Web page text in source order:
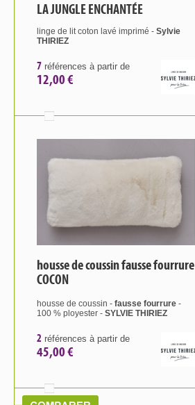
LA JUNGLE ENCHANTÉE
linge de lit coton lavé imprimé - Sylvie
THIRIEZ
7 références à partir de
12,00 €
housse de coussin fausse fourrure
COCON
housse de coussin - fausse fourrure -
100 % ployester - SYLVIE THIRIEZ
2 références à partir de
45,00 €